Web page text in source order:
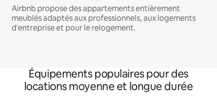
Airbnb propose des appartements entièrement
meublés adaptés aux professionnels, aux logements
d'entreprise et pour le relogement.
Équipements populaires pour des
locations moyenne et longue durée